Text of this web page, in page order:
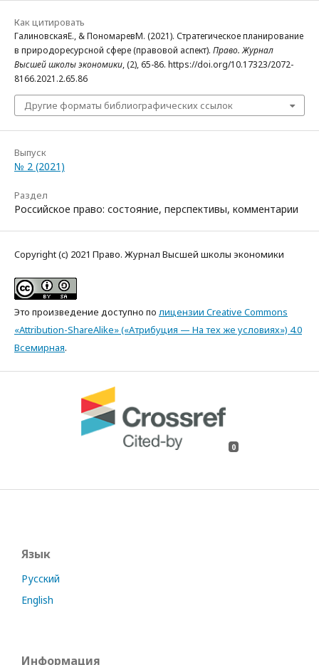
Как цитировать
ГалиновскаяЕ., & ПономаревМ. (2021). Стратегическое планирование
в природоресурсной сфере (правовой аспект). Право. Журнал
Высшей школы экономики, (2), 65-86. https://doi.org/10.17323/2072-
8166.2021.2.65.86
Другие форматы библиографических ссылок
Выпуск
№ 2 (2021)
Раздел
Российское право: состояние, перспективы, комментарии
Copyright (c) 2021 Право. Журнал Высшей школы экономики
Это произведение доступно по лицензии Creative Commons
«Attribution-ShareAlike» («Атрибуция — На тех же условиях») 4.0
Всемирная.
0
Язык
Русский
English
Информация